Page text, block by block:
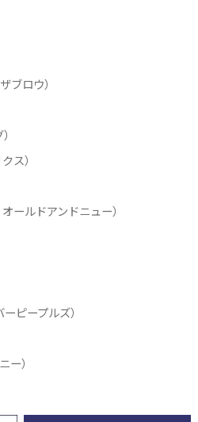
ブロウ）
ス）
ールドアンドニュー）
ピープルズ）
ー）